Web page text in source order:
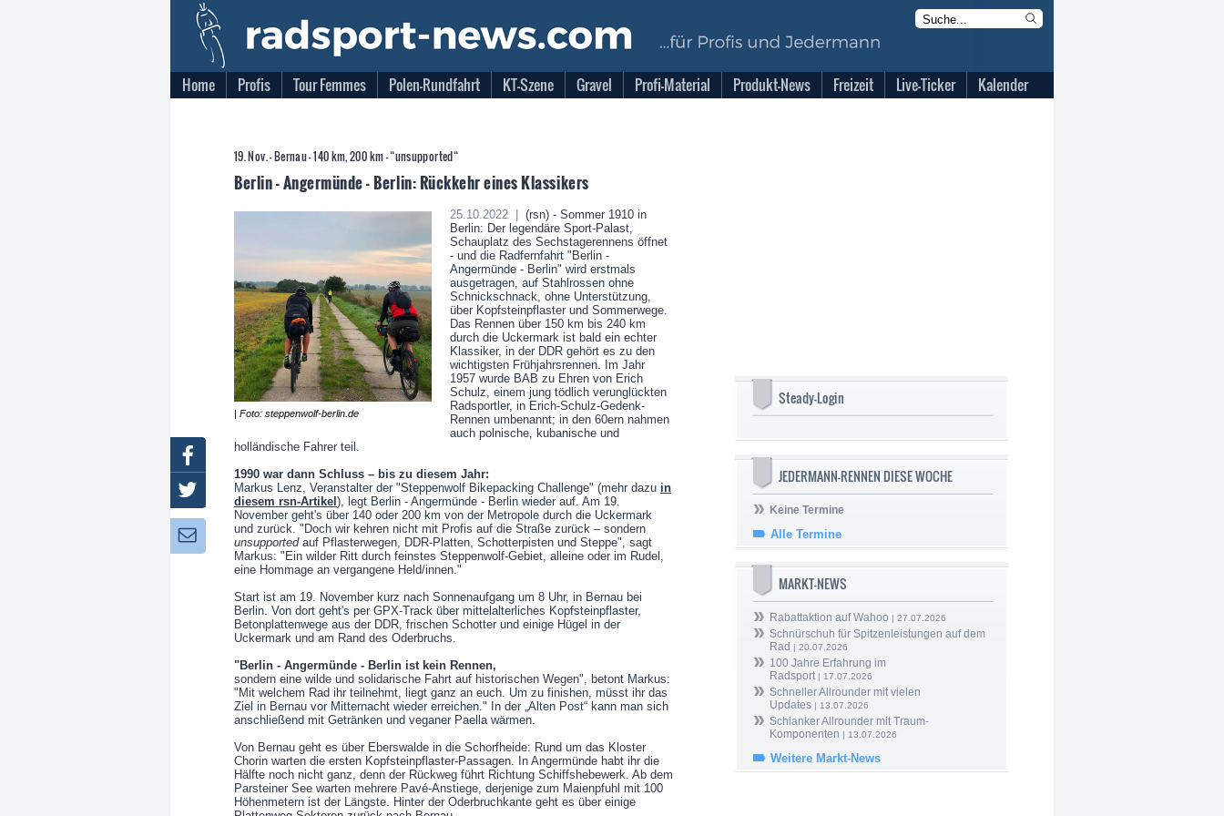
Home Profis Tour Femmes Polen-Rundfahrt KT-Szene Gravel Profi-Material Produkt-News Freizeit Live-Ticker Kalender
19. Nov. - Bernau - 140 km, 200 km - “unsupported“
Berlin - Angermünde - Berlin: Rückkehr eines Klassikers
| Foto: steppenwolf-berlin.de
25.10.2022 |
(rsn) - Sommer 1910 in
Berlin: Der legendäre Sport-Palast,
Schauplatz des Sechstagerennens öffnet
- und die Radfernfahrt "Berlin -
Angermünde - Berlin" wird erstmals
ausgetragen, auf Stahlrossen ohne
Schnickschnack, ohne Unterstützung,
über Kopfsteinpflaster und Sommerwege.
Das Rennen über 150 km bis 240 km
durch die Uckermark ist bald ein echter
Klassiker, in der DDR gehört es zu den
wichtigsten Frühjahrsrennen. Im Jahr
1957 wurde BAB zu Ehren von Erich
Schulz, einem jung tödlich verunglückten
Radsportler, in Erich-Schulz-Gedenk-
Rennen umbenannt; in den 60ern nahmen
auch polnische, kubanische und
holländische Fahrer teil.
1990 war dann Schluss – bis zu diesem Jahr:
Markus Lenz, Veranstalter der "Steppenwolf Bikepacking Challenge" (mehr dazu in
diesem rsn-Artikel ), legt Berlin - Angermünde - Berlin wieder auf. Am 19.
November geht's über 140 oder 200 km von der Metropole durch die Uckermark
und zurück. "Doch wir kehren nicht mit Profis auf die Straße zurück – sondern
unsupportedauf Pflasterwegen, DDR-Platten, Schotterpisten und Steppe", sagt
Markus: "Ein wilder Ritt durch feinstes Steppenwolf-Gebiet, alleine oder im Rudel,
eine Hommage an vergangene Held/innen."
Start ist am 19. November kurz nach Sonnenaufgang um 8 Uhr, in Bernau bei
Berlin. Von dort geht's per GPX-Track über mittelalterliches Kopfsteinpflaster,
Betonplattenwege aus der DDR, frischen Schotter und einige Hügel in der
Uckermark und am Rand des Oderbruchs.
"Berlin - Angermünde - Berlin ist kein Rennen,
sondern eine wilde und solidarische Fahrt auf historischen Wegen", betont Markus:
"Mit welchem Rad ihr teilnehmt, liegt ganz an euch. Um zu finishen, müsst ihr das
Ziel in Bernau vor Mitternacht wieder erreichen." In der „Alten Post“ kann man sich
anschließend mit Getränken und veganer Paella wärmen.
Von Bernau geht es über Eberswalde in die Schorfheide: Rund um das Kloster
Chorin warten die ersten Kopfsteinpflaster-Passagen. In Angermünde habt ihr die
Hälfte noch nicht ganz, denn der Rückweg führt Richtung Schiffshebewerk. Ab dem
Parsteiner See warten mehrere Pavé-Anstiege, derjenige zum Maienpfuhl mit 100
Höhenmetern ist der Längste. Hinter der Oderbruchkante geht es über einige
Steady-Login
JEDERMANN-RENNEN DIESE WOCHE
Keine Termine
Alle Termine
MARKT-NEWS
Rabattaktion auf Wahoo | 27.07.2026
Schnürschuh für Spitzenleistungen auf dem
Rad | 20.07.2026
100 Jahre Erfahrung im
Radsport| 17.07.2026
Schneller Allrounder mit vielen
Updates | 13.07.2026
Schlanker Allrounder mit Traum-
Komponenten | 13.07.2026
Weitere Markt-News
Facebook
Twitter
Newsletter: